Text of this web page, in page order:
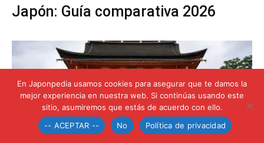
Japón: Guía comparativa 2026
En Japonpedia usamos cookies para asegurar que te damos la
mejor experiencia en nuestra web. Si continúas usando este
sitio, asumiremos que estás de acuerdo con ello.
-- ACEPTAR --
No Política de privacidad